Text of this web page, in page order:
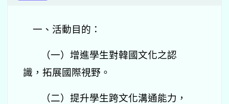
一、活動目的：
（一）增進學生對韓國文化之認
識，拓展國際視野。
（二）提升學生跨文化溝通能力，